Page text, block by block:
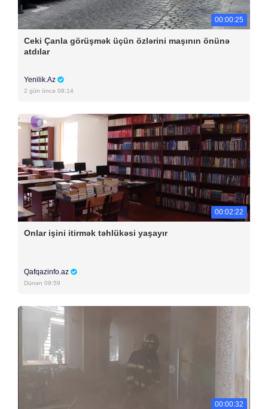
00:00:25
Ceki Çanla görüşmək üçün özlərini maşının önünə
atdılar
Yenilik.Az
2 gün öncə 08:14
00:02:22
Onlar işini itirmək təhlükəsi yaşayır
Qafqazinfo.az
Dünən 09:59
00:00:32